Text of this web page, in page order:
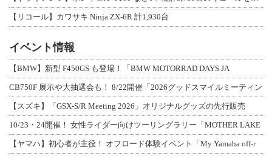
【リコール】カワサキ Ninja ZX-6R 計1,930台
イベント情報
【BMW】新型 F450GS も登場！「BMW MOTORRAD DAYS JA
CB750F 展示や大抽選会も！ 8/22開催「2026グッドスマイルミーティン
【スズキ】「GSX-S/R Meeting 2026」オリジナルグッズの先行販売
10/23・24開催！ 女性ライダー向けツーリングラリー「MOTHER LAKE
【ヤマハ】初心者が主役！ オフロード体験イベント「My Yamaha off-r